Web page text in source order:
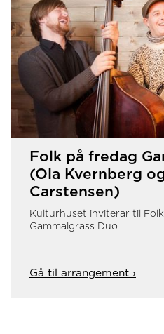
Folk på fredag
(Ola Kvernberg
Carstensen)
Kulturhuset inviterar til
Gammalgrass Duo
Gå til arrangement ›